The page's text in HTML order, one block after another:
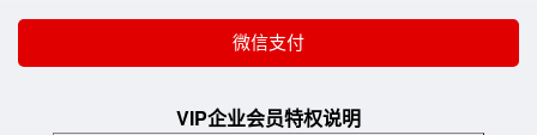
VIP企业会员特权说明